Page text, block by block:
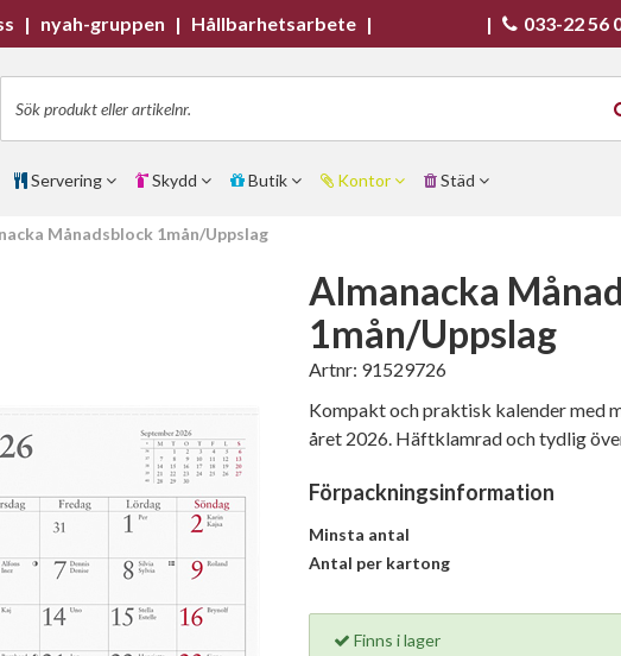
Månadsblock 1mån/Uppslag
Almanacka
1mån/Uppslag
Artnr: 91529726
Kompakt och praktisk kalender med
året 2026. Häftklamrad och tydlig
Förpackningsinformation
Minsta antal
Antal per kartong
Finns i lager
| nyah-gruppen | Hållbarhetsarbete | | 033-22 56
Servering Skydd Butik Kontor Städ